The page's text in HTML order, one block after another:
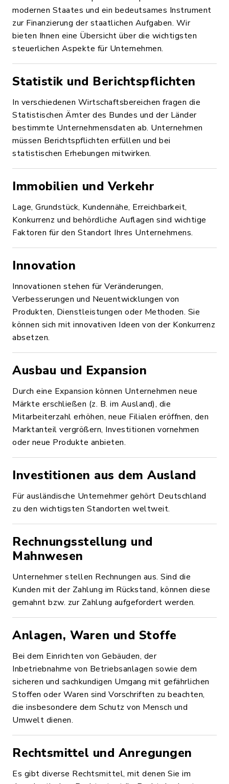
modernen Staates und ein bedeutsames Instrument
zur Finanzierung der staatlichen Aufgaben. Wir
bieten Ihnen eine Übersicht über die wichtigsten
steuerlichen Aspekte für Unternehmen.
Statistik und Berichtspflichten
In verschiedenen Wirtschaftsbereichen fragen die
Statistischen Ämter des Bundes und der Länder
bestimmte Unternehmensdaten ab. Unternehmen
müssen Berichtspflichten erfüllen und bei
statistischen Erhebungen mitwirken.
Immobilien und Verkehr
Lage, Grundstück, Kundennähe, Erreichbarkeit,
Konkurrenz und behördliche Auflagen sind wichtige
Faktoren für den Standort Ihres Unternehmens.
Innovation
Innovationen stehen für Veränderungen,
Verbesserungen und Neuentwicklungen von
Produkten, Dienstleistungen oder Methoden. Sie
können sich mit innovativen Ideen von der Konkurrenz
absetzen.
Ausbau und Expansion
Durch eine Expansion können Unternehmen neue
Märkte erschließen (z. B. im Ausland), die
Mitarbeiterzahl erhöhen, neue Filialen eröffnen, den
Marktanteil vergrößern, Investitionen vornehmen
oder neue Produkte anbieten.
Investitionen aus dem Ausland
Für ausländische Unternehmer gehört Deutschland
zu den wichtigsten Standorten weltweit.
Rechnungsstellung und
Mahnwesen
Unternehmer stellen Rechnungen aus. Sind die
Kunden mit der Zahlung im Rückstand, können diese
gemahnt bzw. zur Zahlung aufgefordert werden.
Anlagen, Waren und Stoffe
Bei dem Einrichten von Gebäuden, der
Inbetriebnahme von Betriebsanlagen sowie dem
sicheren und sachkundigen Umgang mit gefährlichen
Stoffen oder Waren sind Vorschriften zu beachten,
die insbesondere dem Schutz von Mensch und
Umwelt dienen.
Rechtsmittel und Anregungen
Es gibt diverse Rechtsmittel, mit denen Sie im